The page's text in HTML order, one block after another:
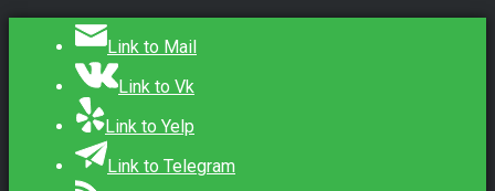
Link to Mail
Link to Vk
Link to Yelp
Link to Telegram